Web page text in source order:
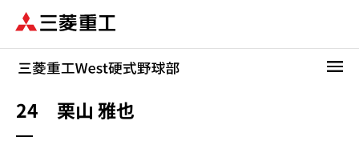
ン
24 栗山 雅也